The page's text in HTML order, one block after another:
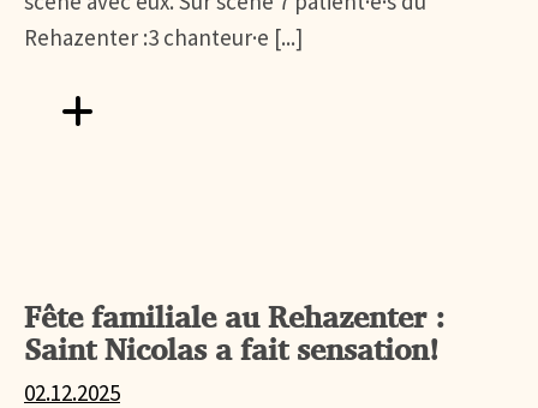
Rehazenter :3 chanteur·e [...]
Aller vers FÊTE DE LA MUSIQUE AU REHAZENTER
Fête familiale au Rehazenter :
Saint Nicolas a fait sensation!
02.12.2025